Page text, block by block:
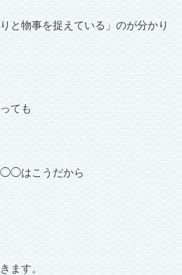
と物事を捉えている」のが分かり
ても
◯◯はこうだから
ます。